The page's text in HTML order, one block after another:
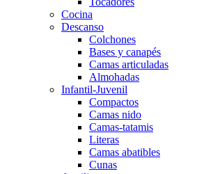
Cocina
Descanso
Colchones
Bases y canapés
Camas articuladas
Almohadas
Infantil-Juvenil
Compactos
Camas nido
Camas-tatamis
Literas
Camas abatibles
Cunas